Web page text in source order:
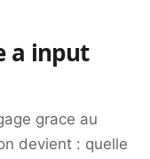
a input
grace au
devient : quelle